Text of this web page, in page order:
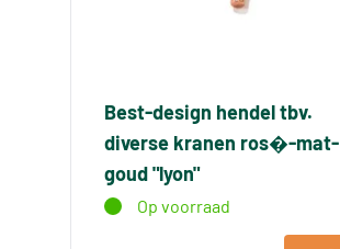
Best-design hendel tbv.
diverse kranen ros�-mat-
goud "lyon"
Op voorraad